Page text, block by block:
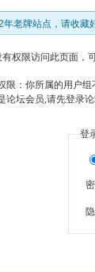
年老牌站点，请收藏
权限访问此页面，
限：你所属的用户
论坛会员,请先登录
登